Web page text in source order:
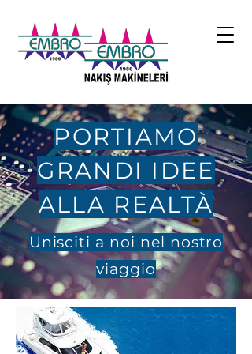
PORTIAMO
GRANDI IDEE
ALLA REALTÀ
Unisciti a noi nel nostro
viaggio